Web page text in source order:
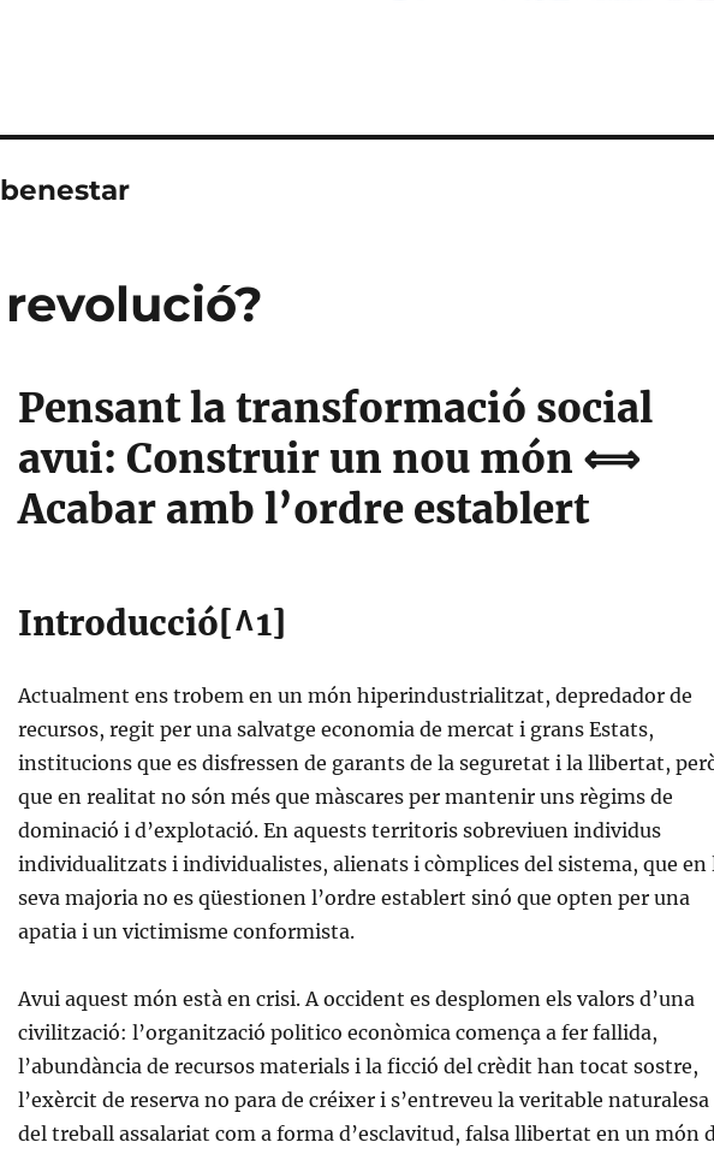
Pensant la transformació social
avui: Construir un nou món ⟺
Acabar amb l’ordre establert
Introducció[^1]
Actualment ens trobem en un món hiperindustrialitzat, depredador de
recursos, regit per una salvatge economia de mercat i grans Estats,
institucions que es disfressen de garants de la seguretat i la llibertat,
que en realitat no són més que màscares per mantenir uns règims de
dominació i d’explotació. En aquests territoris sobreviuen individus
individualitzats i individualistes, alienats i còmplices del sistema, que en
seva majoria no es qüestionen l’ordre establert sinó que opten per una
apatia i un victimisme conformista.
Avui aquest món està en crisi. A occident es desplomen els valors d’una
civilització: l’organització politico econòmica comença a fer fallida,
l’abundància de recursos materials i la ficció del crèdit han tocat sostre,
l’exèrcit de reserva no para de créixer i s’entreveu la veritable naturalesa
del treball assalariat com a forma d’esclavitud, falsa llibertat en un món